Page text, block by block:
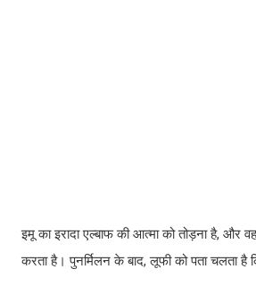
इमू का इरादा एल्बाफ की आत्मा को तोड़ना है, और
करता है। पुनर्मिलन के बाद, लूफी को पता चलता